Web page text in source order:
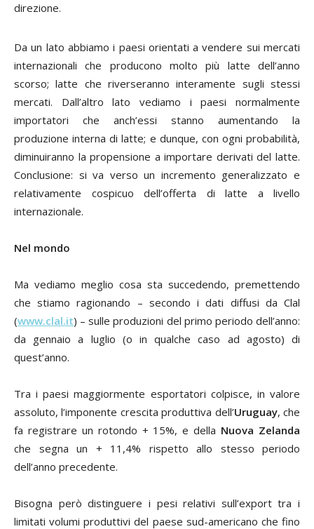
direzione.
Da un lato abbiamo i paesi orientati a vendere sui mercati
internazionali che producono molto più latte dell’anno
scorso; latte che riverseranno interamente sugli stessi
mercati. Dall’altro lato vediamo i paesi normalmente
importatori che anch’essi stanno aumentando la
produzione interna di latte; e dunque, con ogni probabilità,
diminuiranno la propensione a importare derivati del latte.
Conclusione: si va verso un incremento generalizzato e
relativamente cospicuo dell’offerta di latte a livello
internazionale.
Nel mondo
Ma vediamo meglio cosa sta succedendo, premettendo
che stiamo ragionando – secondo i dati diffusi da Clal
(www.clal.it) – sulle produzioni del primo periodo dell’anno:
da gennaio a luglio (o in qualche caso ad agosto) di
quest’anno.
Tra i paesi maggiormente esportatori colpisce, in valore
assoluto, l’imponente crescita produttiva dell’Uruguay, che
fa registrare un rotondo + 15%, e della Nuova Zelanda
che segna un + 11,4% rispetto allo stesso periodo
dell’anno precedente.
Bisogna però distinguere i pesi relativi sull’export tra i
limitati volumi produttivi del paese sud-americano che fino